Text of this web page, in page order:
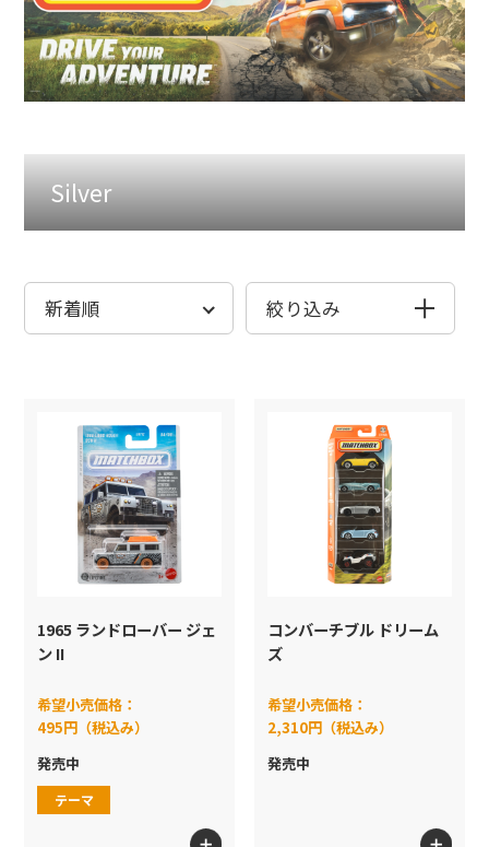
発売月から探す
シリーズから探す
プレミアムカー
マリオカート
RCカー
モンスタートラック
プレイセット
Formula1
ブランドから探す
色から探す
発売月から探す
シリーズから探す
ムービングパーツ
コレクターズ
テーマ
ジャパンシリーズ
ブランドから探す
色から探す
Silver
絞り込み
シリーズ
色
1965 ランドローバー ジェ
ン II
希望小売価格：
495円（税込み）
発売中
テーマ
コンバーチブル ドリーム
ズ
希望小売価格：
2,310円（税込み）
発売中